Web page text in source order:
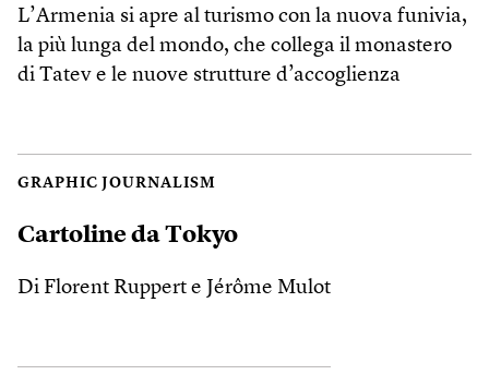
L’Armenia si apre al turismo con la nuova funivia,
la più lunga del mondo, che collega il monastero
di Tatev e le nuove strutture d’accoglienza
GRAPHIC JOURNALISM
Cartoline da Tokyo
Di Florent Ruppert e Jérôme Mulot